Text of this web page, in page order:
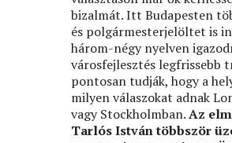
bizalmát. Itt Budapesten
és polgármesterjelöltet is
három-négy nyelven
városfejlesztés legfrissebb
pontosan tudják, hogy a
milyen válaszokat adnak
vagy Stockholmban.Az
Tarlós István többször